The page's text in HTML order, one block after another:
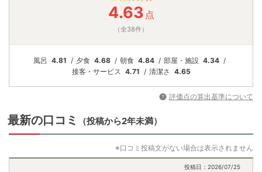
4.63 点
（全38件）
風呂 4.81 夕食 4.68 朝食 4.84 部屋・施設 4.34
接客・ サービス 4.71 清潔さ 4.65
評価点の算出基準について
最新の口コミ （投稿から2年未満）
※口コミ投稿文がない場合は表示されません
投稿日： 2026/07/25